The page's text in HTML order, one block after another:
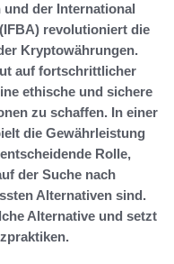
der International
revolutioniert die
Kryptowährungen.
auf fortschrittlicher
ethische und sichere
zu schaffen. In einer
die Gewährleistung
Rolle,
der Suche nach
Alternativen sind.
Alternative und setzt